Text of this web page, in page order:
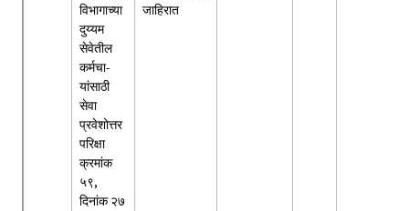
विभागाच्या
दुय्यम
सेवेतील
कर्मचा-
यांसाठी
सेवा
प्रवेशोत्तर
परिक्षा
क्रमांक
५९,
दिनांक २७
जाहिरात